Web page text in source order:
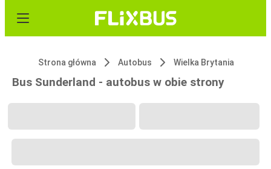
Strona główna Autobus Wielka Brytania
Bus Sunderland - autobus w obie strony